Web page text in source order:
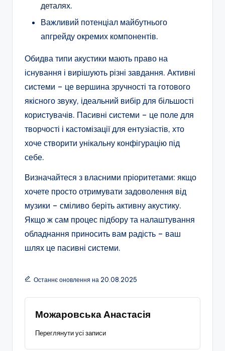
деталях.
Важливий потенціал майбутнього
апгрейду окремих компонентів.
Обидва типи акустики мають право на
існування і вирішують різні завдання. Активні
системи – це вершина зручності та готового
якісного звуку, ідеальний вибір для більшості
користувачів. Пасивні системи – це поле для
творчості і кастомізації для ентузіастів, хто
хоче створити унікальну конфігурацію під
себе.
Визначайтеся з власними пріоритетами: якщо
хочете просто отримувати задоволення від
музики – сміливо беріть активну акустику.
Якщо ж сам процес підбору та налаштування
обладнання приносить вам радість – ваш
шлях це пасивні системи.
Останнє оновлення на 20.08.2025
Можаровська Анастасія
Переглянути усі записи